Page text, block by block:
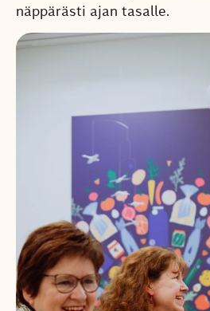
näppärästi ajan tasalle.